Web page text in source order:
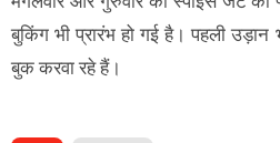
बुकिंग भी प्रारंभ हो गई है। पहली
बुक करवा रहे हैं।